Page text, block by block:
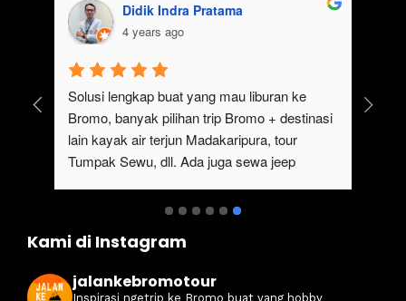
Didik Indra Pratama
4 years ago
Solusi lengkap buat yang mau liburan ke
Bromo, banyak pilihan trip Bromo + destinasi
lain kayak air terjun Madakaripura, tour
Tumpak Sewu, dll. Ada juga sewa jeep
Kami di Instagram
jalankebromotour
Inspirasi ngetrip ke Bromo buat yang hobby